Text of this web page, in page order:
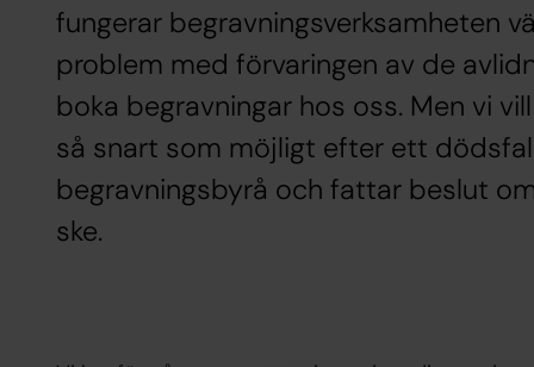
fungerar begravningsverksamheten
problem med förvaringen av de
boka begravningar hos oss. Men vi
så snart som möjligt efter ett
begravningsbyrå och fattar beslut
ske.